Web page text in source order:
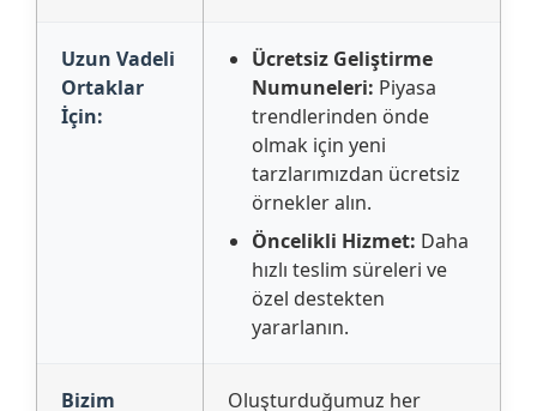
Uzun Vadeli
Ortaklar
İçin:
Ücretsiz Geliştirme
Numuneleri: Piyasa
trendlerinden önde
olmak için yeni
tarzlarımızdan ücretsiz
örnekler alın.
Öncelikli Hizmet: Daha
hızlı teslim süreleri ve
özel destekten
yararlanın.
Bizim
Oluşturduğumuz her